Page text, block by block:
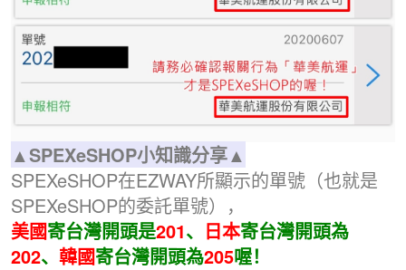
▲SPEXeSHOP小知識分享▲
SPEXeSHOP在EZWAY所顯示的單號（也就是
SPEXeSHOP的委託單號），
美國寄台灣開頭是201、 日本寄台灣開頭為
202、 韓國寄台灣開頭為205喔！